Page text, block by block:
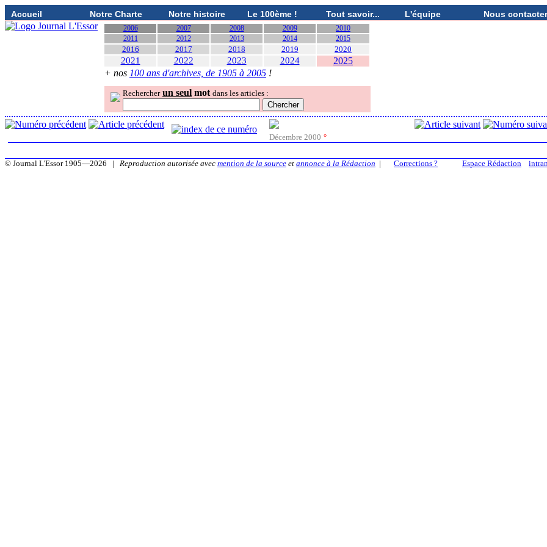
Accueil Notre Charte Notre histoire Le 100ème ! Tout savoir... L'équipe Nous contacter
2006 2007 2008 2009
2010
2011
2012 2013 2014 2015
2016 2017 2018 2019 2020
2021 2022 2023 2024
2025
+ nos 100 ans d'archives, de 1905 à 2005 !
Rechercher un seul mot dans les articles :
Décembre 2000 °
Espace Rédaction
© Journal L'Essor 1905—2026 | Reproduction autorisée avec mention de la source et annonce à la Rédaction | Corrections ?